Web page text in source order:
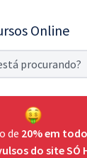
11
grátis por 7 dias!
Passar
para o Exame da
de 20% em
do site SÓ